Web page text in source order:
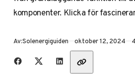
komponenter. Klicka för
Av:Solenergiguiden Publicerad
oktober 12, 2024
Dela med vänner